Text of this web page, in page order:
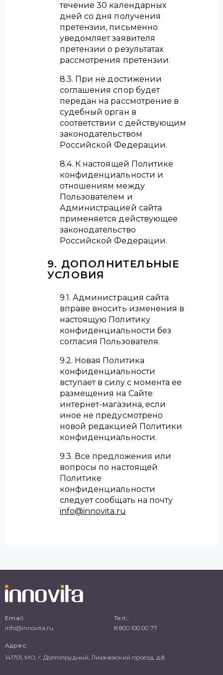
течение 30 календарных
дней со дня получения
претензии, письменно
уведомляет заявителя
претензии о результатах
рассмотрения претензии.
8.3. При не достижении
соглашения спор будет
передан на рассмотрение в
судебный орган в
соответствии с действующим
законодательством
Российской Федерации.
8.4. К настоящей Политике
конфиденциальности и
отношениям между
Пользователем и
Администрацией сайта
применяется действующее
законодательство
Российской Федерации.
9. ДОПОЛНИТЕЛЬНЫЕ
УСЛОВИЯ
9.1. Администрация сайта
вправе вносить изменения в
настоящую Политику
конфиденциальности без
согласия Пользователя.
9.2. Новая Политика
конфиденциальности
вступает в силу с момента ее
размещения на Сайте
интернет-магазина, если
иное не предусмотрено
новой редакцией Политики
конфиденциальности.
9.3. Все предложения или
вопросы по настоящей
Политике
конфиденциальности
следует сообщать на почту
info@innovita.ru
Email:
info@innovita.ru
Тел.:
8 800 100 00 77
Адрес:
141701, МО, г. Долгопрудный, Лихачевский проезд, д.8